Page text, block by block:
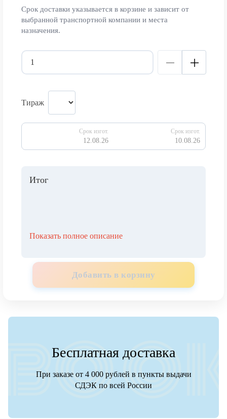
Срок доставки указывается в корзине и зависит от
выбранной транспортной компании и места
назначения.
Тираж
Срок изгот.
12.08.26
Срок изгот.
10.08.26
Итог
Показать полное описание
Добавить в корзину
Бесплатная доставка
При заказе от 4 000 рублей в пункты выдачи
СДЭК по всей России